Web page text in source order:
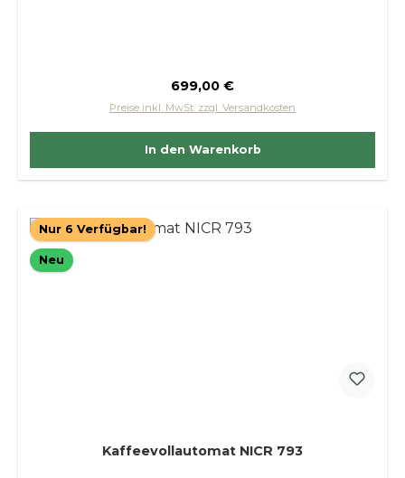
Regulärer Preis:
699,00 €
Preise inkl. MwSt. zzgl. Versandkosten
In den Warenkorb
Nur 6 Verfügbar!
Neu
Kaffeevollautomat NICR 793